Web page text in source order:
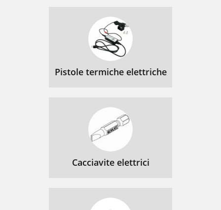
Pistole termiche elettriche
Cacciavite elettrici